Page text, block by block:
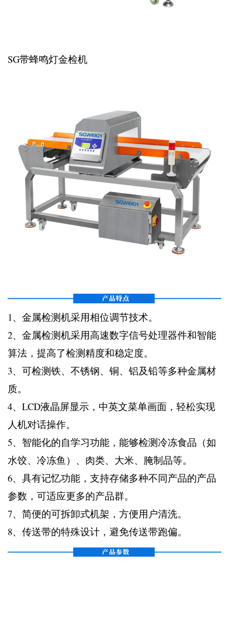
SG带蜂鸣灯金检机
1、金属检测机采用相位调节技术。
2、金属检测机采用高速数字信号处理器件和智能
算法，提高了检测精度和稳定度。
3、可检测铁、不锈钢、铜、铝及铅等多种金属材
质。
4、LCD液晶屏显示，中英文菜单画面，轻松实现
人机对话操作。
5、智能化的自学习功能，能够检测冷冻食品（如
水饺、冷冻鱼）、肉类、大米、腌制品等。
6、具有记忆功能，支持存储多种不同产品的产品
参数，可适应更多的产品群。
7、简便的可拆卸式机架，方便用户清洗。
8、传送带的特殊设计，避免传送带跑偏。